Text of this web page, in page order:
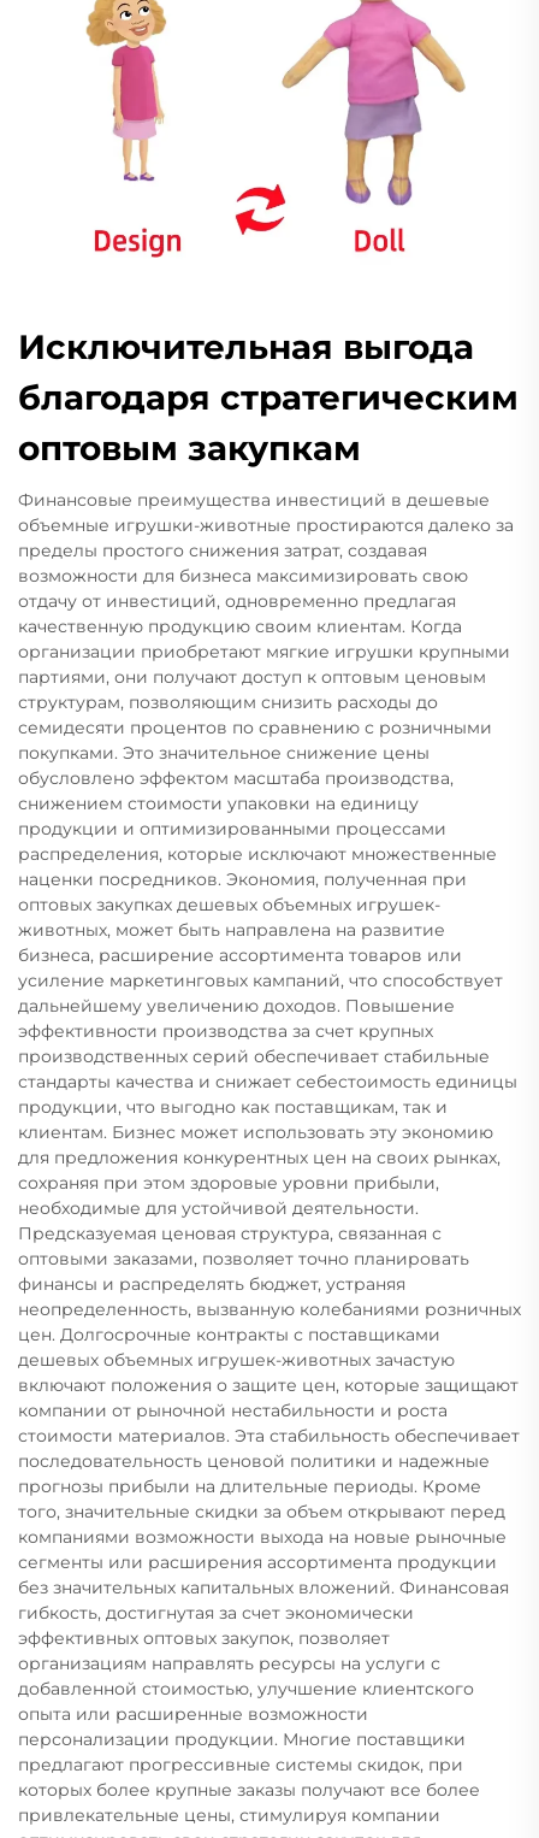
Исключительная выгода
благодаря стратегическим
оптовым закупкам
Финансовые преимущества инвестиций в дешевые
объемные игрушки-животные простираются далеко за
пределы простого снижения затрат, создавая
возможности для бизнеса максимизировать свою
отдачу от инвестиций, одновременно предлагая
качественную продукцию своим клиентам. Когда
организации приобретают мягкие игрушки крупными
партиями, они получают доступ к оптовым ценовым
структурам, позволяющим снизить расходы до
семидесяти процентов по сравнению с розничными
покупками. Это значительное снижение цены
обусловлено эффектом масштаба производства,
снижением стоимости упаковки на единицу
продукции и оптимизированными процессами
распределения, которые исключают множественные
наценки посредников. Экономия, полученная при
оптовых закупках дешевых объемных игрушек-
животных, может быть направлена на развитие
бизнеса, расширение ассортимента товаров или
усиление маркетинговых кампаний, что способствует
дальнейшему увеличению доходов. Повышение
эффективности производства за счет крупных
производственных серий обеспечивает стабильные
стандарты качества и снижает себестоимость единицы
продукции, что выгодно как поставщикам, так и
клиентам. Бизнес может использовать эту экономию
для предложения конкурентных цен на своих рынках,
сохраняя при этом здоровые уровни прибыли,
необходимые для устойчивой деятельности.
Предсказуемая ценовая структура, связанная с
оптовыми заказами, позволяет точно планировать
финансы и распределять бюджет, устраняя
неопределенность, вызванную колебаниями розничных
цен. Долгосрочные контракты с поставщиками
дешевых объемных игрушек-животных зачастую
включают положения о защите цен, которые защищают
компании от рыночной нестабильности и роста
стоимости материалов. Эта стабильность обеспечивает
последовательность ценовой политики и надежные
прогнозы прибыли на длительные периоды. Кроме
того, значительные скидки за объем открывают перед
компаниями возможности выхода на новые рыночные
сегменты или расширения ассортимента продукции
без значительных капитальных вложений. Финансовая
гибкость, достигнутая за счет экономически
эффективных оптовых закупок, позволяет
организациям направлять ресурсы на услуги с
добавленной стоимостью, улучшение клиентского
опыта или расширенные возможности
персонализации продукции. Многие поставщики
предлагают прогрессивные системы скидок, при
которых более крупные заказы получают все более
привлекательные цены, стимулируя компании